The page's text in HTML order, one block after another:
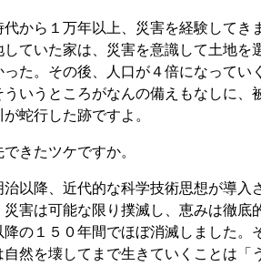
から１万年以上、災害を経験してき
ていた家は、災害を意識して土地を
た。その後、人口が４倍になってい
いうところがなんの備えもなしに、
蛇行した跡ですよ。
きたツケですか。
以降、近代的な科学技術思想が導入
害は可能な限り撲滅し、恵みは徹底
の１５０年間でほぼ消滅しました。
然を壊してまで生きていくことは「